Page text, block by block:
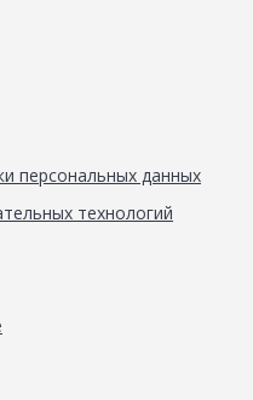
персональных данных
технологий